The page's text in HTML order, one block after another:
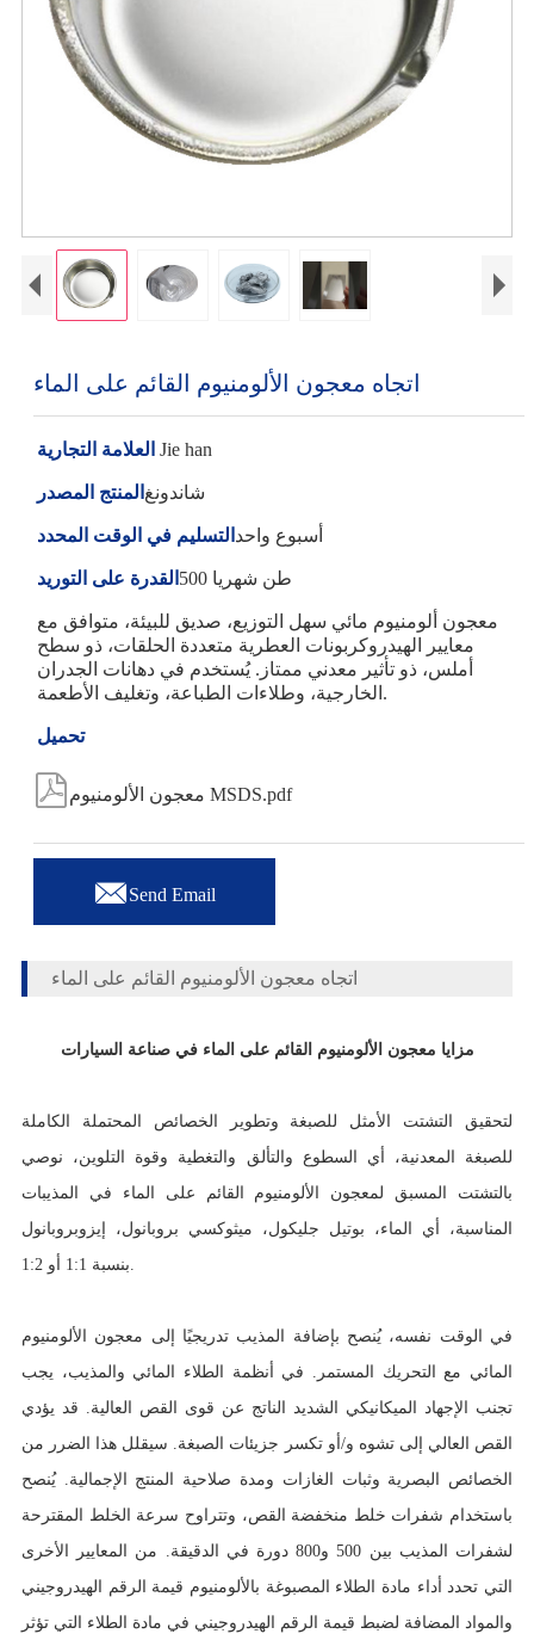
اتجاه معجون الألومنيوم القائم على الماء
العلامة التجارية Jie han
المنتج المصدر شاندونغ
التسليم في الوقت المحدد أسبوع واحد
القدرة على التوريد 500 طن شهريا
معجون ألومنيوم مائي سهل التوزيع، صديق للبيئة، متوافق مع
معايير الهيدروكربونات العطرية متعددة الحلقات، ذو سطح
أملس، ذو تأثير معدني ممتاز. يُستخدم في دهانات الجدران
الخارجية، وطلاءات الطباعة، وتغليف الأطعمة.
تحميل
 معجون الألومنيوم MSDS.pdf
Send Email
اتجاه معجون الألومنيوم القائم على الماء
مزايا معجون الألومنيوم القائم على الماء في صناعة السيارات
لتحقيق التشتت الأمثل للصبغة وتطوير الخصائص المحتملة الكاملة
للصبغة المعدنية، أي السطوع والتألق والتغطية وقوة التلوين، نوصي
بالتشتت المسبق لمعجون الألومنيوم القائم على الماء في المذيبات
المناسبة، أي الماء، بوتيل جليكول، ميثوكسي بروبانول، إيزوبروبانول
بنسبة 1:1 أو 1:2.
في الوقت نفسه، يُنصح بإضافة المذيب تدريجيًا إلى معجون الألومنيوم
المائي مع التحريك المستمر. في أنظمة الطلاء المائي والمذيب، يجب
تجنب الإجهاد الميكانيكي الشديد الناتج عن قوى القص العالية. قد يؤدي
القص العالي إلى تشوه و/أو تكسر جزيئات الصبغة. سيقلل هذا الضرر من
الخصائص البصرية وثبات الغازات ومدة صلاحية المنتج الإجمالية. يُنصح
باستخدام شفرات خلط منخفضة القص، وتتراوح سرعة الخلط المقترحة
لشفرات المذيب بين 500 و800 دورة في الدقيقة. من المعايير الأخرى
التي تحدد أداء مادة الطلاء المصبوغة بالألومنيوم قيمة الرقم الهيدروجيني
والمواد المضافة لضبط قيمة الرقم الهيدروجيني في مادة الطلاء التي تؤثر